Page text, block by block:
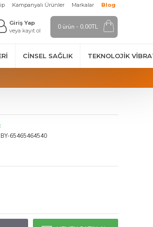
Kampanyalı Ürünler Markalar Blog
Giriş Yap
veya kayıt ol
0 ürün - 0,00TL
CINSEL SAĞLIK TEKNOLOJIK
BY-65465464540